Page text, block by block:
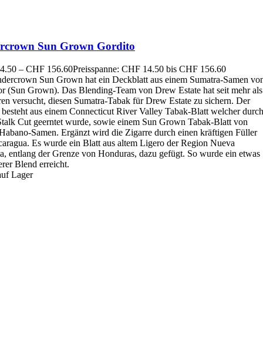
Sun Grown Gordito
– CHF 156.60Preisspanne: CHF 14.50 bis CHF 156.60
Sun Grown hat ein Deckblatt aus einem Sumatra-Samen
(Sun Grown). Das Blending-Team von Drew Estate hat seit mehr als
versucht, diesen Sumatra-Tabak für Drew Estate zu sichern. Der
aus einem Connecticut River Valley Tabak-Blatt welcher durch
Cut geerntet wurde, sowie einem Sun Grown Tabak-Blatt von
Samen. Ergänzt wird die Zigarre durch einen kräftigen Füller
Es wurde ein Blatt aus altem Ligero der Region Nueva
entlang der Grenze von Honduras, dazu gefügt. So wurde ein etwas
Blend erreicht.
Lager